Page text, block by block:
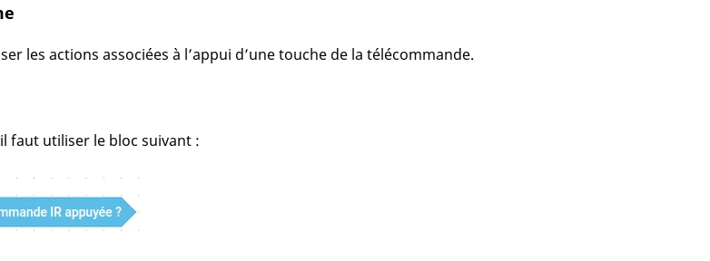
les actions associées à l’appui d’une touche de la télécommande.
faut utiliser le bloc suivant :